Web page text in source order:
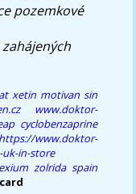
pozemkové
zahájených
xetin motivan sin
www.doktor-
cyclobenzaprine
https://www.doktor-
uk-in-store
zolrida spain